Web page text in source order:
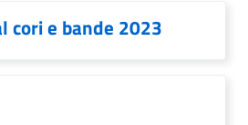
cori e bande 2023